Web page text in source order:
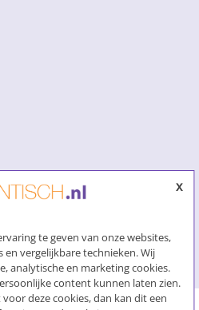
x
te geven van onze websites,
vergelijkbare technieken. Wij
analytische en marketing cookies.
content kunnen laten zien.
deze cookies, dan kan dit een